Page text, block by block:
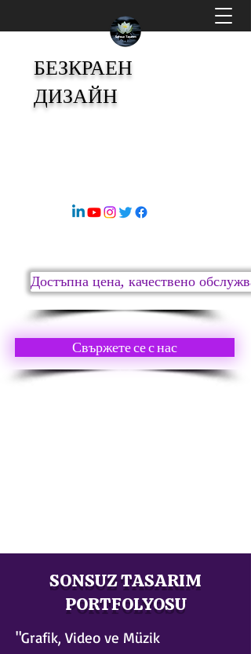
БЕЗКРАЕН
ДИЗАЙН
Достъпна цена, качествено
Свържете се с нас
SONSUZ TASARIM
PORTFOLYOSU
"Grafik, Video ve Müzik